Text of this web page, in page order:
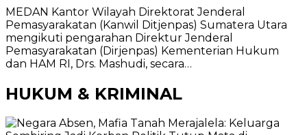
MEDAN Kantor Wilayah Direktorat Jenderal
Pemasyarakatan (Kanwil Ditjenpas) Sumatera Utara
mengikuti pengarahan Direktur Jenderal
Pemasyarakatan (Dirjenpas) Kementerian Hukum
dan HAM RI, Drs. Mashudi, secara…
HUKUM & KRIMINAL